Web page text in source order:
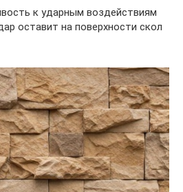
к ударным воздействиям
оставит на поверхности скол